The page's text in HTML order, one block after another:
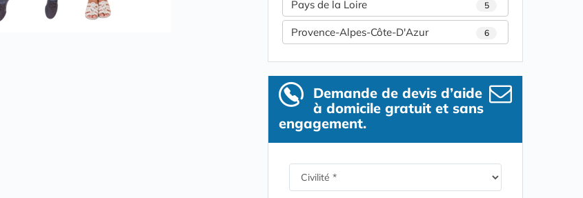
Pays de la Loire 5
Provence-Alpes-Côte-D'Azur 6
Demande de devis d’aide
à domicile gratuit et sans
engagement.